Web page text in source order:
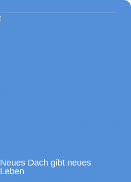
Neues Dach gibt neues
Leben